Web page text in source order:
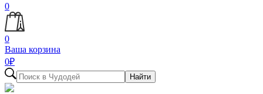
0
0
Ваша корзина
0₽
Найти